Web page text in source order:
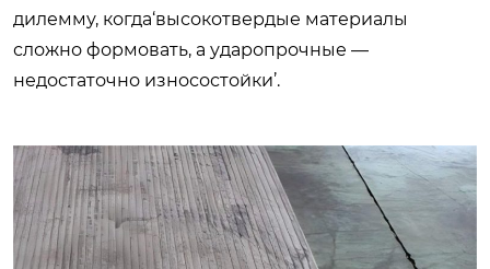
дилемму, когда‘высокотвердые материалы
сложно формовать, а ударопрочные —
недостаточно износостойки’.